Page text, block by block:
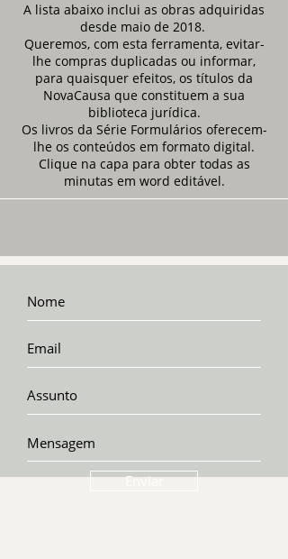
A lista abaixo inclui as obras adquiridas
desde maio de 2018.
Queremos, com esta ferramenta, evitar-
lhe compras duplicadas ou informar,
para quaisquer efeitos, os títulos da
NovaCausa que constituem a sua
biblioteca jurídica.
Os livros da Série Formulários oferecem-
lhe os conteúdos em formato digital.
Clique na capa para obter todas as
minutas em word editável.
Enviar